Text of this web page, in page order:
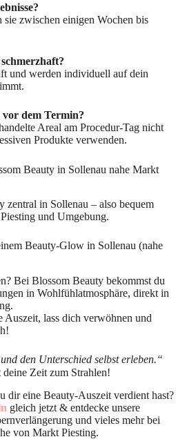
sie zwischen einigen Wochen bis
und werden individuell auf dein
vor dem Termin?
Areal am Procedur-Tag nicht
Produkte verwenden.
Beauty in Sollenau nahe Markt
zentral in Sollenau – also bequem
und Umgebung.
Beauty-Glow in Sollenau (nahe
Bei Blossom Beauty bekommst du
in Wohlfühlatmosphäre, direkt in
Auszeit, lass dich verwöhnen und
den Unterschied selbst erleben.“
Zeit zum Strahlen!
dir eine Beauty-Auszeit verdient hast?
gleich jetzt & entdecke unsere
und vieles mehr bei
von Markt Piesting.